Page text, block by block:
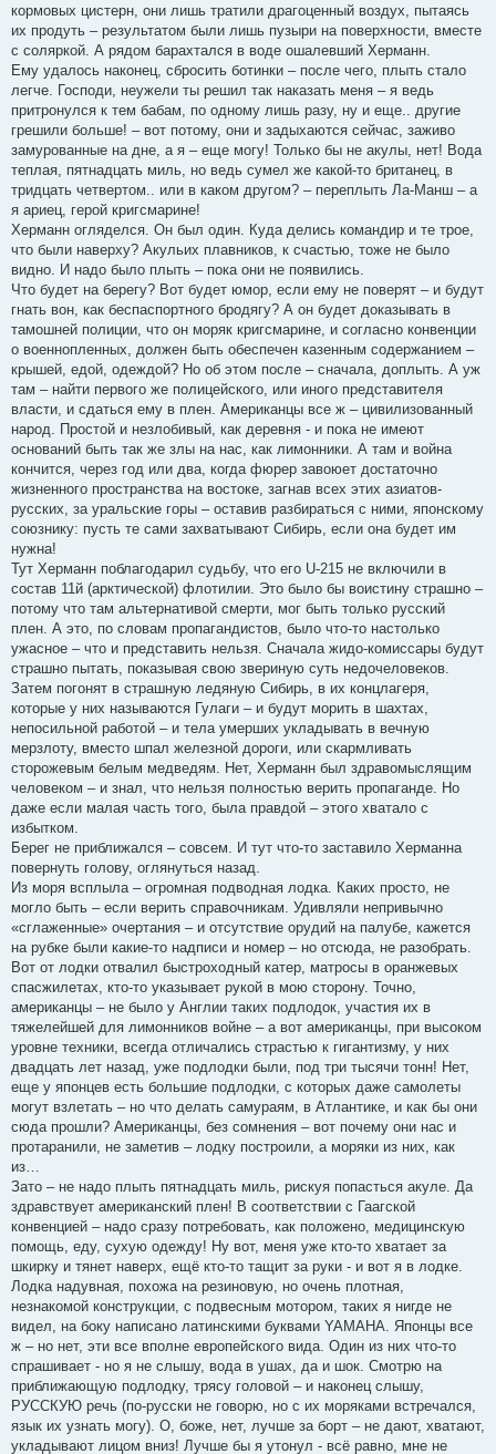
кормовых цистерн, они лишь тратили драгоценный воздух, пытаясь
их продуть – результатом были лишь пузыри на поверхности, вместе
с соляркой. А рядом барахтался в воде ошалевший Херманн.
Ему удалось наконец, сбросить ботинки – после чего, плыть стало
легче. Господи, неужели ты решил так наказать меня – я ведь
притронулся к тем бабам, по одному лишь разу, ну и еще.. другие
грешили больше! – вот потому, они и задыхаются сейчас, заживо
замурованные на дне, а я – еще могу! Только бы не акулы, нет! Вода
теплая, пятнадцать миль, но ведь сумел же какой-то британец, в
тридцать четвертом.. или в каком другом? – переплыть Ла-Манш – а
я ариец, герой кригсмарине!
Херманн огляделся. Он был один. Куда делись командир и те трое,
что были наверху? Акульих плавников, к счастью, тоже не было
видно. И надо было плыть – пока они не появились.
Что будет на берегу? Вот будет юмор, если ему не поверят – и будут
гнать вон, как беспаспортного бродягу? А он будет доказывать в
тамошней полиции, что он моряк кригсмарине, и согласно конвенции
о военнопленных, должен быть обеспечен казенным содержанием –
крышей, едой, одеждой? Но об этом после – сначала, доплыть. А уж
там – найти первого же полицейского, или иного представителя
власти, и сдаться ему в плен. Американцы все ж – цивилизованный
народ. Простой и незлобивый, как деревня - и пока не имеют
оснований быть так же злы на нас, как лимонники. А там и война
кончится, через год или два, когда фюрер завоюет достаточно
жизненного пространства на востоке, загнав всех этих азиатов-
русских, за уральские горы – оставив разбираться с ними, японскому
союзнику: пусть те сами захватывают Сибирь, если она будет им
нужна!
Тут Херманн поблагодарил судьбу, что его U-215 не включили в
состав 11й (арктической) флотилии. Это было бы воистину страшно –
потому что там альтернативой смерти, мог быть только русский
плен. А это, по словам пропагандистов, было что-то настолько
ужасное – что и представить нельзя. Сначала жидо-комиссары будут
страшно пытать, показывая свою звериную суть недочеловеков.
Затем погонят в страшную ледяную Сибирь, в их концлагеря,
которые у них называются Гулаги – и будут морить в шахтах,
непосильной работой – и тела умерших укладывать в вечную
мерзлоту, вместо шпал железной дороги, или скармливать
сторожевым белым медведям. Нет, Херманн был здравомыслящим
человеком – и знал, что нельзя полностью верить пропаганде. Но
даже если малая часть того, была правдой – этого хватало с
избытком.
Берег не приближался – совсем. И тут что-то заставило Херманна
повернуть голову, оглянуться назад.
Из моря всплыла – огромная подводная лодка. Каких просто, не
могло быть – если верить справочникам. Удивляли непривычно
«сглаженные» очертания – и отсутствие орудий на палубе, кажется
на рубке были какие-то надписи и номер – но отсюда, не разобрать.
Вот от лодки отвалил быстроходный катер, матросы в оранжевых
спасжилетах, кто-то указывает рукой в мою сторону. Точно,
американцы – не было у Англии таких подлодок, участия их в
тяжелейшей для лимонников войне – а вот американцы, при высоком
уровне техники, всегда отличались страстью к гигантизму, у них
двадцать лет назад, уже подлодки были, под три тысячи тонн! Нет,
еще у японцев есть большие подлодки, с которых даже самолеты
могут взлетать – но что делать самураям, в Атлантике, и как бы они
сюда прошли? Американцы, без сомнения – вот почему они нас и
протаранили, не заметив – лодку построили, а моряки из них, как
из…
Зато – не надо плыть пятнадцать миль, рискуя попасться акуле. Да
здравствует американский плен! В соответствии с Гаагской
конвенцией – надо сразу потребовать, как положено, медицинскую
помощь, еду, сухую одежду! Ну вот, меня уже кто-то хватает за
шкирку и тянет наверх, ещё кто-то тащит за руки - и вот я в лодке.
Лодка надувная, похожа на резиновую, но очень плотная,
незнакомой конструкции, с подвесным мотором, таких я нигде не
видел, на боку написано латинскими буквами YAMAHA. Японцы все
ж – но нет, эти все вполне европейского вида. Один из них что-то
спрашивает - но я не слышу, вода в ушах, да и шок. Смотрю на
приближающую подлодку, трясу головой – и наконец слышу,
РУССКУЮ речь (по-русски не говорю, но с их моряками встречался,
язык их узнать могу). О, боже, нет, лучше за борт – не дают, хватают,
укладывают лицом вниз! Лучше бы я утонул - всё равно, мне не